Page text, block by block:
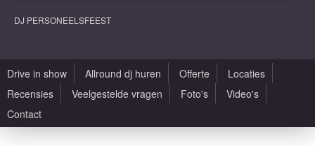
DJ PERSONEELSFEEST
Drive in show Allround dj huren Offerte
Locaties
Recensies
Veelgestelde vragen Foto's
Video's
Contact